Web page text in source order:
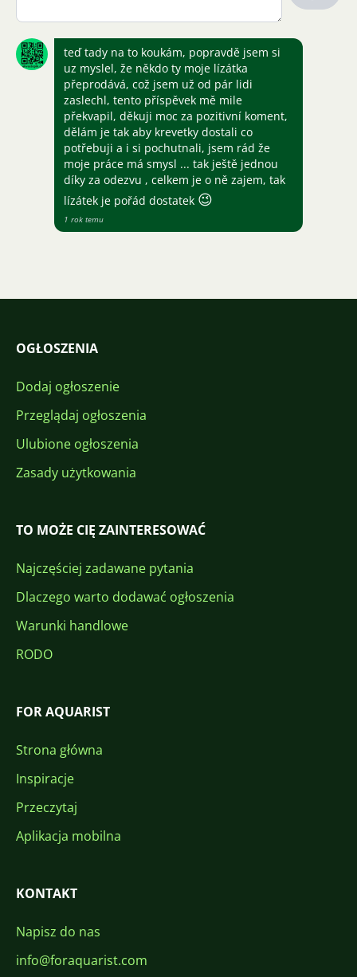
teď tady na to koukám, popravdě jsem si
uz myslel, že někdo ty moje lízátka
přeprodává, což jsem už od pár lidi
zaslechl, tento příspěvek mě mile
překvapil, děkuji moc za pozitivní koment,
dělám je tak aby krevetky dostali co
potřebuji a i si pochutnali, jsem rád že
moje práce má smysl ... tak ještě jednou
díky za odezvu , celkem je o ně zajem, tak
lízátek je pořád dostatek 😉
1 rok temu
OGŁOSZENIA
Dodaj ogłoszenie
Przeglądaj ogłoszenia
Ulubione ogłoszenia
Zasady użytkowania
TO MOŻE CIĘ ZAINTERESOWAĆ
Najczęściej zadawane pytania
Dlaczego warto dodawać ogłoszenia
Warunki handlowe
RODO
FOR AQUARIST
Strona główna
Inspiracje
Przeczytaj
Aplikacja mobilna
KONTAKT
Napisz do nas
info@foraquarist.com